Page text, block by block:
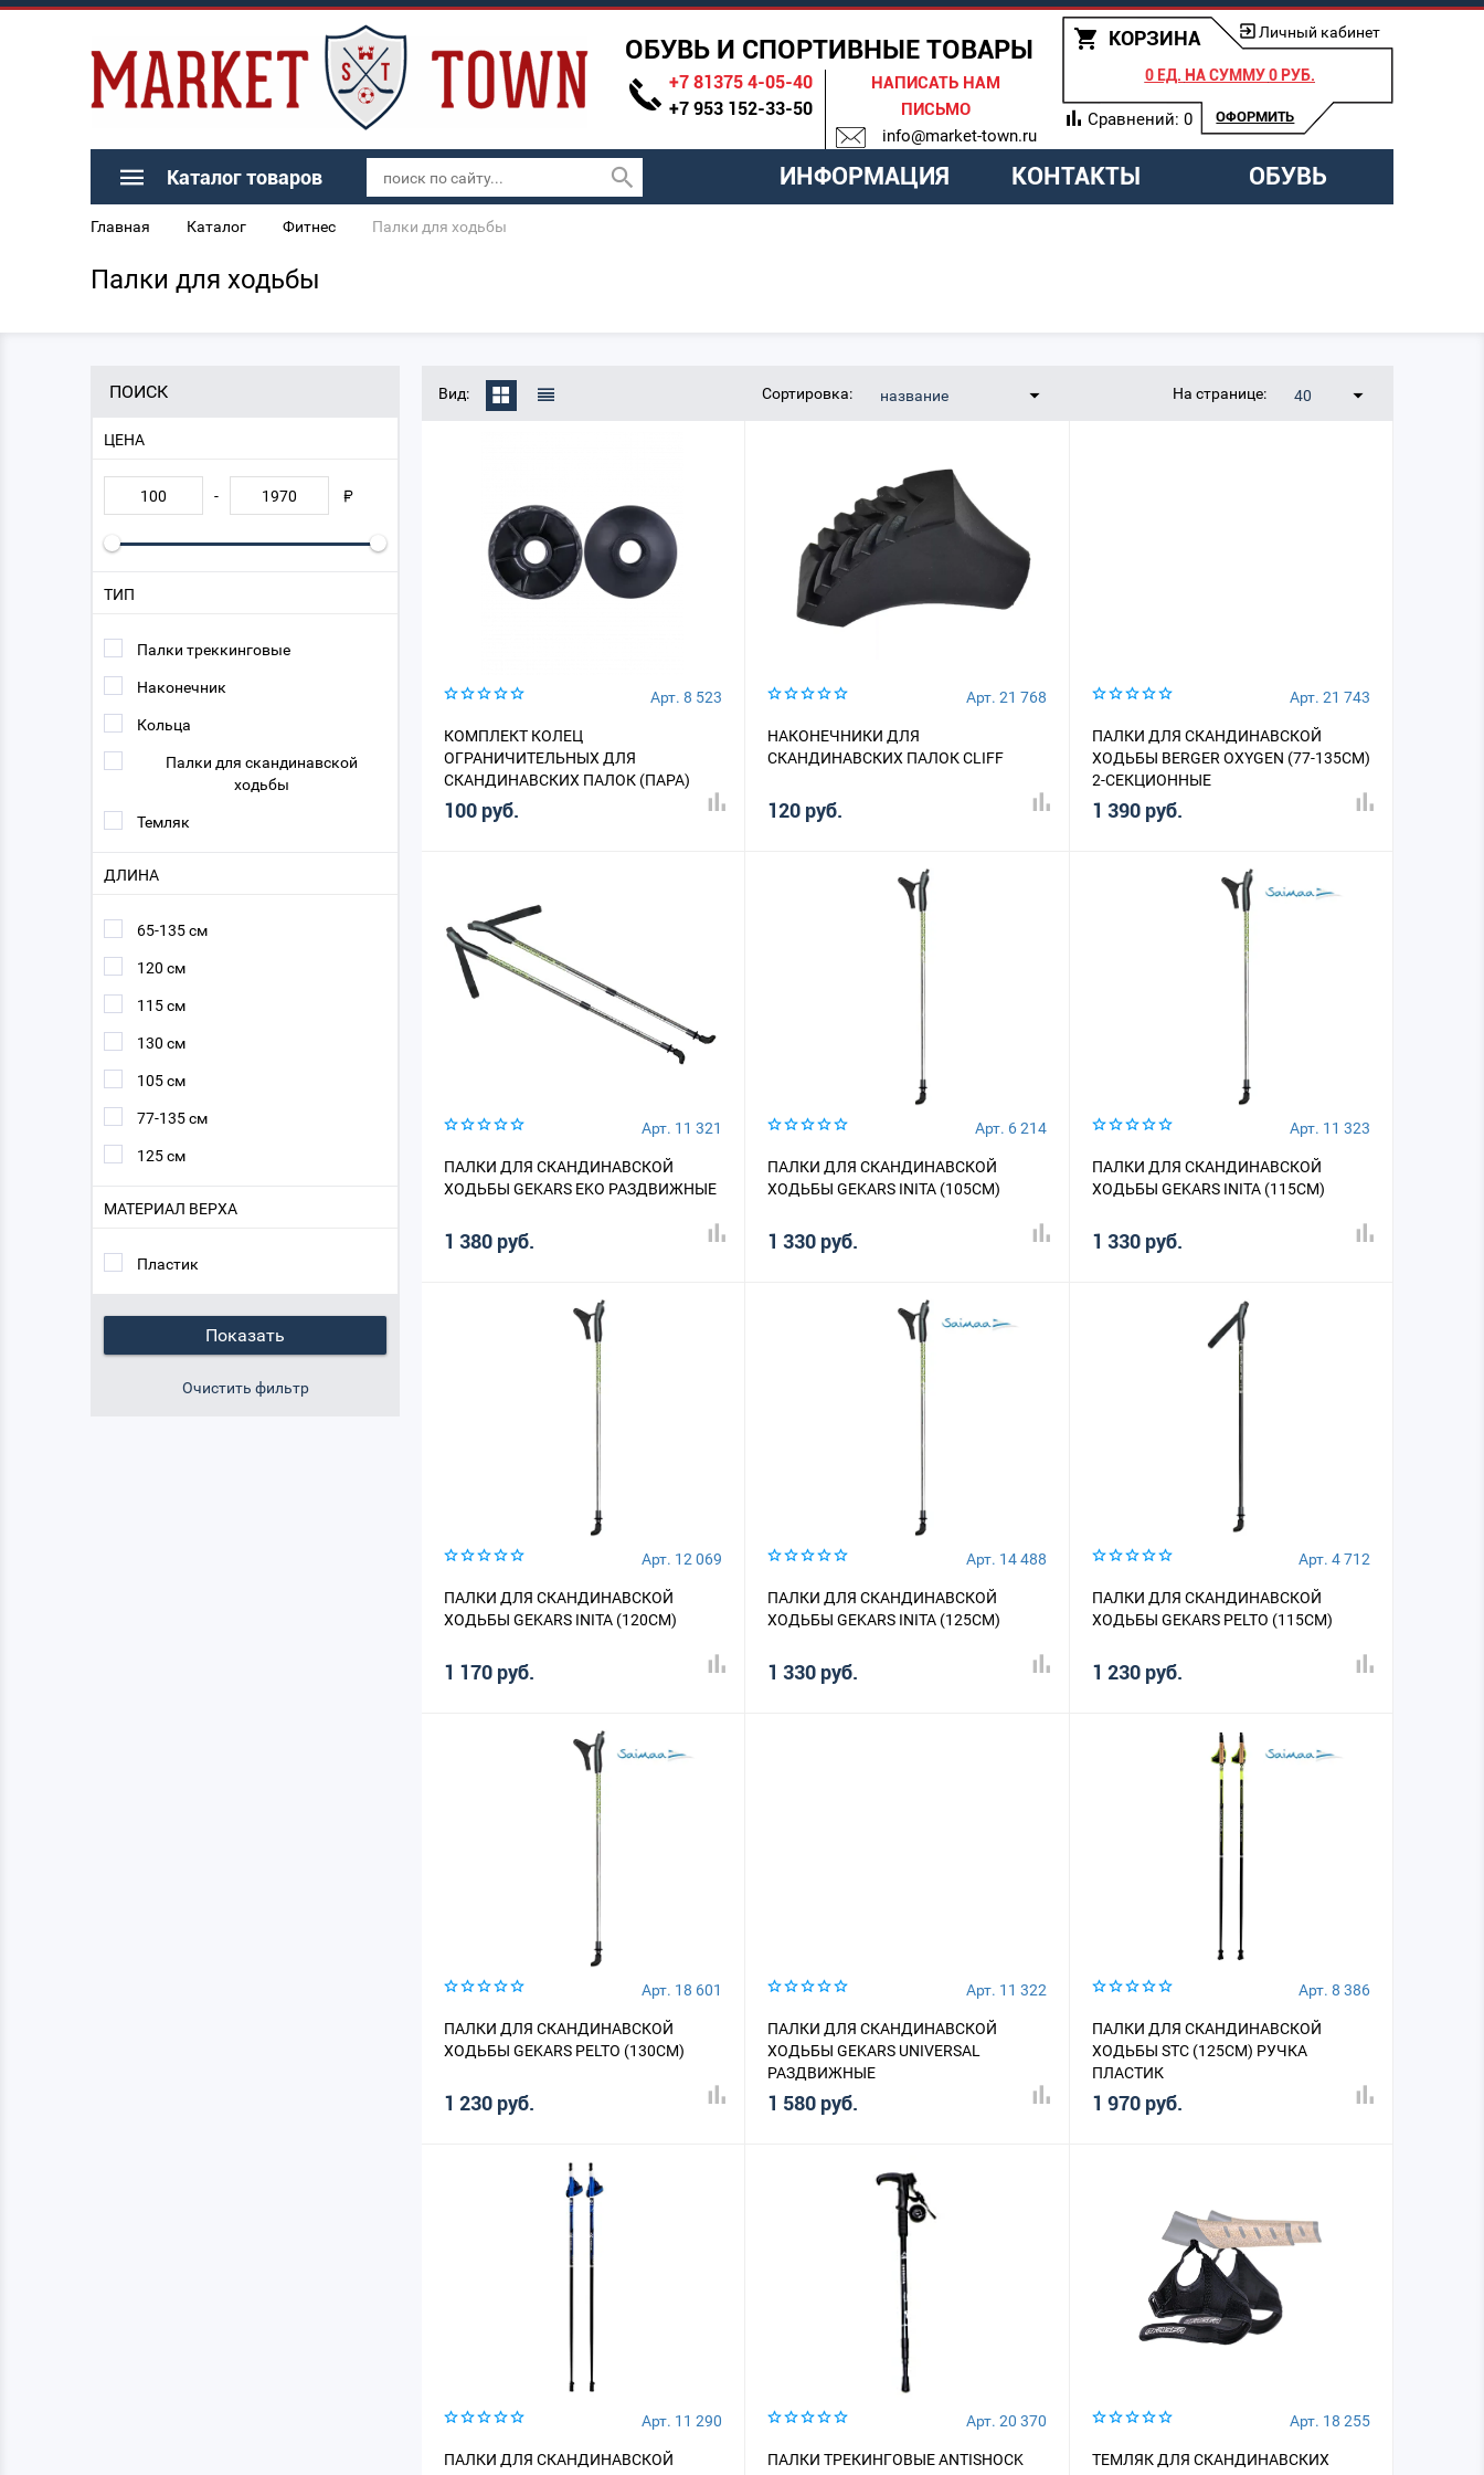
ОБУВЬ И СПОРТИВНЫЕ ТОВАРЫ
+7 81375 4-05-40
+7 953 152-33-50
НАПИСАТЬ НАМ
ПИСЬМО
info@market-town.ru
КОРЗИНА Личный кабинет
0 ЕД. НА СУММУ0 РУБ.
ОФОРМИТЬ
Сравнений: 0
Каталог товаров ИНФОРМАЦИЯ КОНТАКТЫ ОБУВЬ
Главная Каталог Фитнес Палки для ходьбы
Палки для ходьбы
ПОИСК
ЦЕНА
-
ТИП
Палки треккинговые
Наконечник
Кольца
Палки для скандинавской
ходьбы
Темляк
ДЛИНА
65-135 см
120 см
115 см
130 см
105 см
77-135 см
125 см
МАТЕРИАЛ ВЕРХА
Пластик
Вид: Сортировка: название На странице: 40
Арт. 8 523
КОМПЛЕКТ КОЛЕЦ
ОГРАНИЧИТЕЛЬНЫХ ДЛЯ
СКАНДИНАВСКИХ ПАЛОК (ПАРА)
100 руб.
Арт. 21 768
НАКОНЕЧНИКИ ДЛЯ
СКАНДИНАВСКИХ ПАЛОК CLIFF
120 руб.
Арт. 21 743
ПАЛКИ ДЛЯ СКАНДИНАВСКОЙ
ХОДЬБЫ BERGER OXYGEN (77-135СМ)
2-СЕКЦИОННЫЕ
1 390 руб.
Арт. 11 321
ПАЛКИ ДЛЯ СКАНДИНАВСКОЙ
ХОДЬБЫ GEKARS EKO РАЗДВИЖНЫЕ
1 380 руб.
Арт. 6 214
ПАЛКИ ДЛЯ СКАНДИНАВСКОЙ
ХОДЬБЫ GEKARS INITA (105СМ)
1 330 руб.
Арт. 11 323
ПАЛКИ ДЛЯ СКАНДИНАВСКОЙ
ХОДЬБЫ GEKARS INITA (115СМ)
1 330 руб.
Арт. 12 069
ПАЛКИ ДЛЯ СКАНДИНАВСКОЙ
ХОДЬБЫ GEKARS INITA (120СМ)
1 170 руб.
Арт. 14 488
ПАЛКИ ДЛЯ СКАНДИНАВСКОЙ
ХОДЬБЫ GEKARS INITA (125СМ)
1 330 руб.
Арт. 4 712
ПАЛКИ ДЛЯ СКАНДИНАВСКОЙ
ХОДЬБЫ GEKARS PELTO (115СМ)
1 230 руб.
Арт. 18 601
ПАЛКИ ДЛЯ СКАНДИНАВСКОЙ
ХОДЬБЫ GEKARS PELTO (130СМ)
1 230 руб.
Арт. 11 322
ПАЛКИ ДЛЯ СКАНДИНАВСКОЙ
ХОДЬБЫ GEKARS UNIVERSAL
РАЗДВИЖНЫЕ
1 580 руб.
Арт. 8 386
ПАЛКИ ДЛЯ СКАНДИНАВСКОЙ
ХОДЬБЫ STC (125СМ) РУЧКА
ПЛАСТИК
1 970 руб.
Арт. 11 290
ПАЛКИ ДЛЯ СКАНДИНАВСКОЙ
Арт. 20 370
ПАЛКИ ТРЕКИНГОВЫЕ ANTISHOCK
Арт. 18 255
ТЕМЛЯК ДЛЯ СКАНДИНАВСКИХ